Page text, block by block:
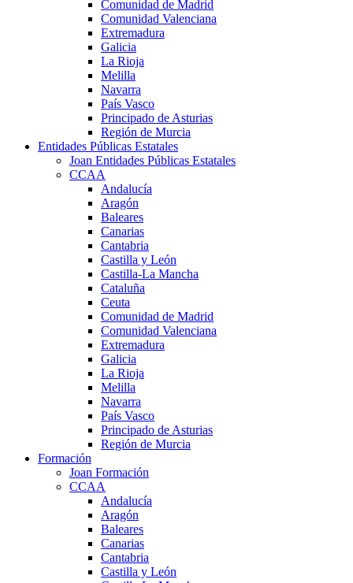
Comunidad de Madrid
Comunidad Valenciana
Extremadura
Galicia
La Rioja
Melilla
Navarra
País Vasco
Principado de Asturias
Región de Murcia
Entidades Públicas Estatales
Joan Entidades Públicas Estatales
CCAA
Andalucía
Aragón
Baleares
Canarias
Cantabria
Castilla y León
Castilla-La Mancha
Cataluña
Ceuta
Comunidad de Madrid
Comunidad Valenciana
Extremadura
Galicia
La Rioja
Melilla
Navarra
País Vasco
Principado de Asturias
Región de Murcia
Formación
Joan Formación
CCAA
Andalucía
Aragón
Baleares
Canarias
Cantabria
Castilla y León